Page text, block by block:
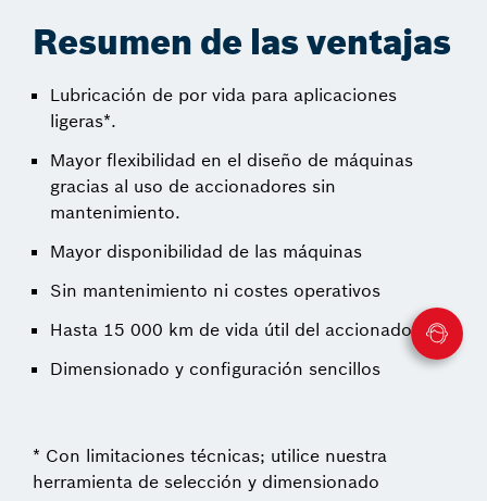
Resumen de las ventajas
Lubricación de por vida para aplicaciones
ligeras*.
Mayor flexibilidad en el diseño de máquinas
gracias al uso de accionadores sin
mantenimiento.
Mayor disponibilidad de las máquinas
Sin mantenimiento ni costes operativos
Hasta 15 000 km de vida útil del accionador.
Dimensionado y configuración sencillos
* Con limitaciones técnicas; utilice nuestra
herramienta de selección y dimensionado